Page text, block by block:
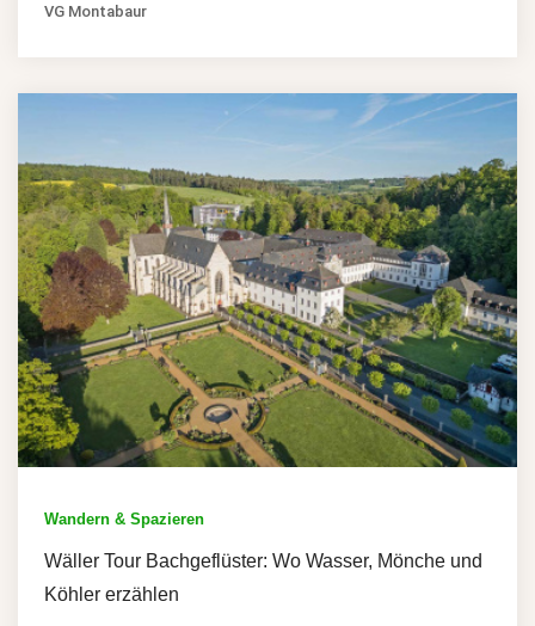
VG Montabaur
Wandern & Spazieren
Wäller Tour Bachgeflüster: Wo Wasser, Mönche und
Köhler erzählen